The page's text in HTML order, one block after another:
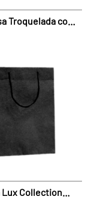
Troquelada con
Lux Collection